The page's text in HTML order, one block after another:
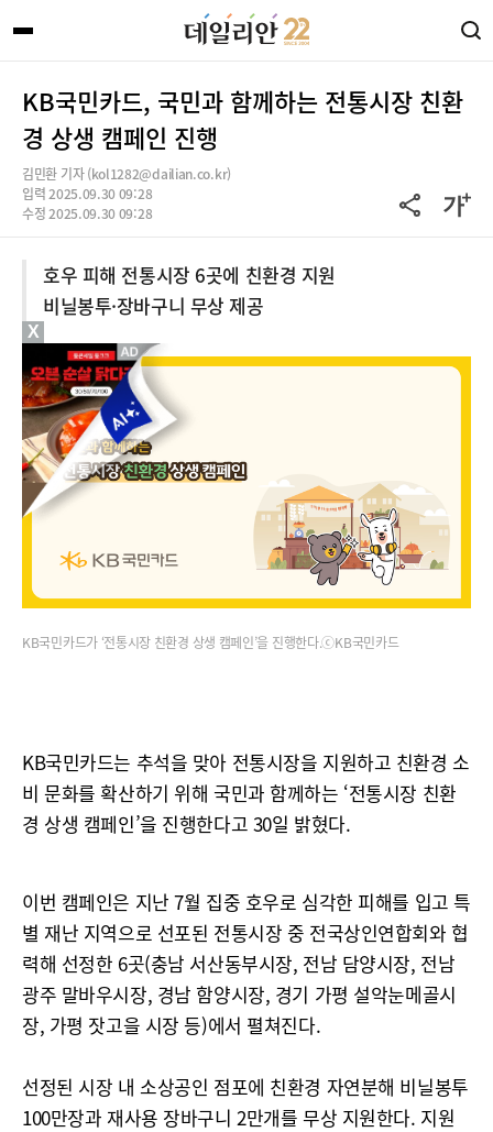
KB국민카드, 국민과 함께하는 전통시장 친환
경 상생 캠페인 진행
김민환 기자 (kol1282@dailian.co.kr)
입력 2025.09.30 09:28
수정 2025.09.30 09:28
호우 피해 전통시장 6곳에 친환경 지원
비닐봉투·장바구니 무상 제공
KB국민카드가 ‘전통시장 친환경 상생 캠페인’을 진행한다.ⓒKB국민카드
KB국민카드는 추석을 맞아 전통시장을 지원하고 친환경 소
비 문화를 확산하기 위해 국민과 함께하는 ‘전통시장 친환
경 상생 캠페인’을 진행한다고 30일 밝혔다.
이번 캠페인은 지난 7월 집중 호우로 심각한 피해를 입고 특
별 재난 지역으로 선포된 전통시장 중 전국상인연합회와 협
력해 선정한 6곳(충남 서산동부시장, 전남 담양시장, 전남
광주 말바우시장, 경남 함양시장, 경기 가평 설악눈메골시
장, 가평 잣고을 시장 등)에서 펼쳐진다.
선정된 시장 내 소상공인 점포에 친환경 자연분해 비닐봉투
100만장과 재사용 장바구니 2만개를 무상 지원한다. 지원
X